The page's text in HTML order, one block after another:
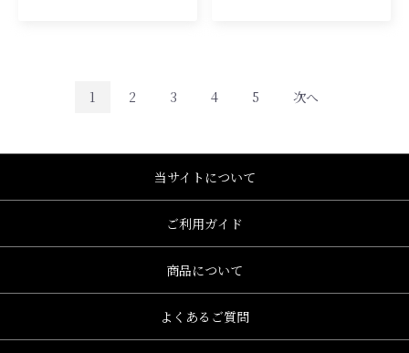
1 2 3 4 5 次へ
当サイトについて
ご利用ガイド
商品について
よくあるご質問